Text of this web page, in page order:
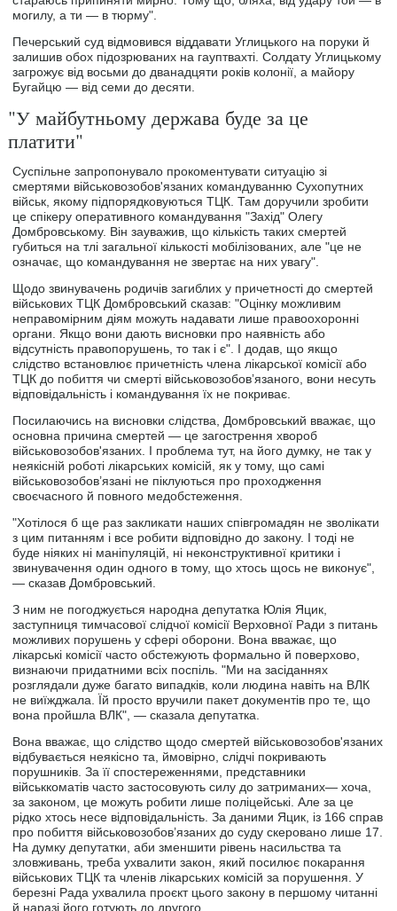
могилу, а ти — в тюрму".
Печерський суд відмовився віддавати Углицького на поруки й
залишив обох підозрюваних на гауптвахті. Солдату Углицькому
загрожує від восьми до дванадцяти років колонії, а майору
Бугайцю — від семи до десяти.
"У майбутньому держава буде за це
платити"
Суспільне запропонувало прокоментувати ситуацію зі
смертями військовозобов'язаних командуванню Сухопутних
військ, якому підпорядковуються ТЦК. Там доручили зробити
це спікеру оперативного командування "Захід" Олегу
Домбровському. Він зауважив, що кількість таких смертей
губиться на тлі загальної кількості мобілізованих, але "це не
означає, що командування не звертає на них увагу".
Щодо звинувачень родичів загиблих у причетності до смертей
військових ТЦК Домбровський сказав: "Оцінку можливим
неправомірним діям можуть надавати лише правоохоронні
органи. Якщо вони дають висновки про наявність або
відсутність правопорушень, то так і є". І додав, що якщо
слідство встановлює причетність члена лікарської комісії або
ТЦК до побиття чи смерті військовозобовʼязаного, вони несуть
відповідальність і командування їх не покриває.
Посилаючись на висновки слідства, Домбровський вважає, що
основна причина смертей ― це загострення хвороб
військовозобов'язаних. І проблема тут, на його думку, не так у
неякісній роботі лікарських комісій, як у тому, що самі
військовозобов’язані не піклуються про проходження
своєчасного й повного медобстеження.
"Хотілося б ще раз закликати наших співгромадян не зволікати
з цим питанням і все робити відповідно до закону. І тоді не
буде ніяких ні маніпуляцій, ні неконструктивної критики і
звинувачення один одного в тому, що хтось щось не виконує",
— сказав Домбровський.
З ним не погоджується народна депутатка Юлія Яцик,
заступниця тимчасової слідчої комісії Верховної Ради з питань
можливих порушень у сфері оборони. Вона вважає, що
лікарські комісії часто обстежують формально й поверхово,
визнаючи придатними всіх поспіль. "Ми на засіданнях
розглядали дуже багато випадків, коли людина навіть на ВЛК
не виїжджала. Їй просто вручили пакет документів про те, що
вона пройшла ВЛК", — сказала депутатка.
Вона вважає, що слідство щодо смертей військовозобов'язаних
відбувається неякісно та, ймовірно, слідчі покривають
порушників. За її спостереженнями, представники
військкоматів часто застосовують силу до затриманих― хоча,
за законом, це можуть робити лише поліцейські. Але за це
рідко хтось несе відповідальність. За даними Яцик, із 166 справ
про побиття військовозобов’язаних до суду скеровано лише 17.
На думку депутатки, аби зменшити рівень насильства та
зловживань, треба ухвалити закон, який посилює покарання
військових ТЦК та членів лікарських комісій за порушення. У
березні Рада ухвалила проєкт цього закону в першому читанні
й наразі його готують до другого.